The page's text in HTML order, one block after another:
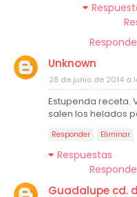
Unknown
28 de junio de 2014 a
Estupenda receta.
salen los helados
Responder Eliminar
Respuestas
Guadalupe cd.